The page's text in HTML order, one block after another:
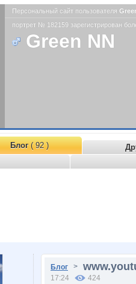
Персональный сайт пользователя
портрет № 182159 зарегистрирован
Green NN
Блог( 92 )
Блог >
17:24 424